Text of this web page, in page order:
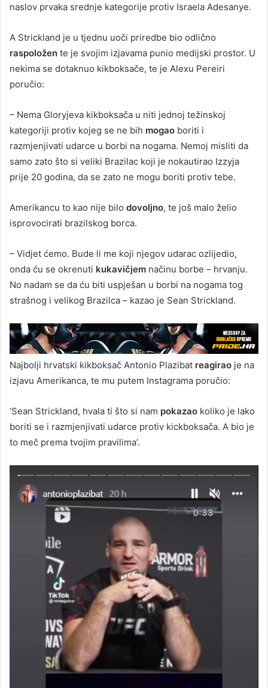
naslov prvaka srednje kategorije protiv Israela Adesanye.
A Strickland je u tjednu uoči priredbe bio odlično
raspoložen te je svojim izjavama punio medijski prostor. U
nekima se dotaknuo kikboksače, te je Alexu Pereiri
poručio:
– Nema Gloryjeva kikboksača u niti jednoj težinskoj
kategoriji protiv kojeg se ne bih mogao boriti i
razmjenjivati udarce u borbi na nogama. Nemoj misliti da
samo zato što si veliki Brazilac koji je nokautirao Izzyja
prije 20 godina, da se zato ne mogu boriti protiv tebe.
Amerikancu to kao nije bilo dovoljno, te još malo želio
isprovocirati brazilskog borca.
– Vidjet ćemo. Bude li me koji njegov udarac ozlijedio,
onda ću se okrenuti kukavičjem načinu borbe – hrvanju.
No nadam se da ću biti uspješan u borbi na nogama tog
strašnog i velikog Brazilca – kazao je Sean Strickland.
Najbolji hrvatski kikboksač Antonio Plazibat reagirao je na
izjavu Amerikanca, te mu putem Instagrama poručio:
‘Sean Strickland, hvala ti što si nam pokazao koliko je lako
boriti se i razmjenjivati udarce protiv kickboksača. A bio je
to meč prema tvojim pravilima’.